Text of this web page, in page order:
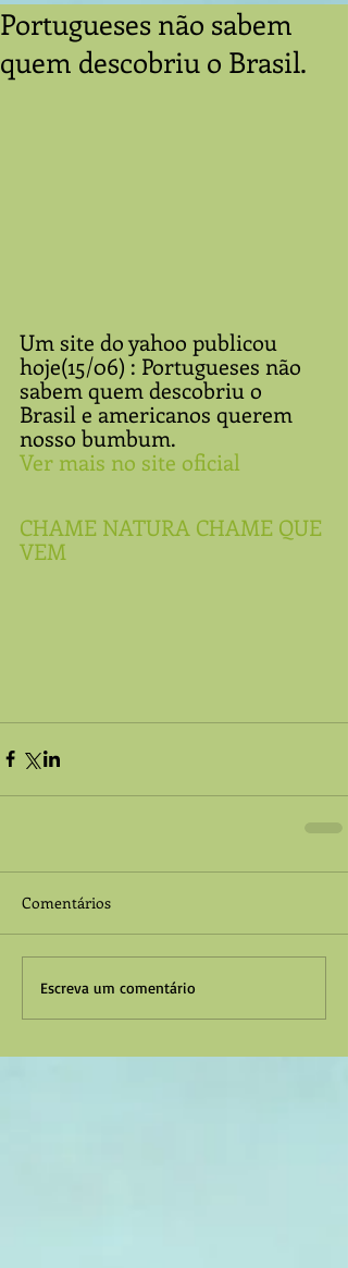
Portugueses não sabem
quem descobriu o Brasil.
Um site do yahoo publicou
hoje(15/06) : Portugueses não
sabem quem descobriu o
Brasil e americanos querem
nosso bumbum.
Ver mais no site oficial
CHAME NATURA CHAME QUE
VEM
Comentários
Escreva um comentário